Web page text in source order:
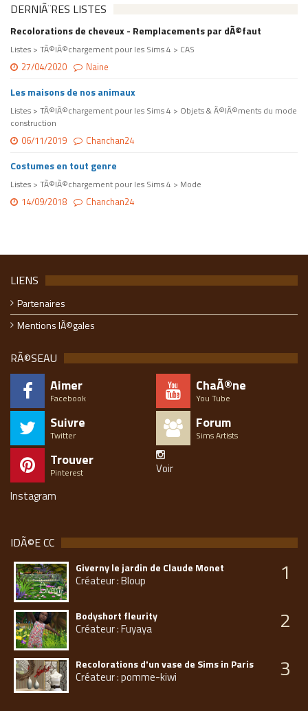
DERNIÃ¨RES LISTES
Recolorations de cheveux - Remplacements par dÃ©faut
Listes > TÃ©lÃ©chargement pour les Sims 4 > CAS
27/04/2020 Naine
Les maisons de nos animaux
Listes > TÃ©lÃ©chargement pour les Sims 4 > Objets & Ã©lÃ©ments du mode
construction
06/11/2019 Chanchan24
Costumes en tout genre
Listes > TÃ©lÃ©chargement pour les Sims 4 > Mode
14/09/2018 Chanchan24
LIENS
Partenaires
Mentions lÃ©gales
RÃ©SEAU
Aimer
Facebook
ChaÃ®ne
You Tube
Suivre
Twitter
Forum
Sims Artists
Trouver
Pinterest
Voir
Instagram
IDÃ©E CC
Giverny le jardin de Claude Monet
Créateur : Bloup 1
Bodyshort fleurity
Créateur : Fuyaya 2
Recolorations d'un vase de Sims in Paris
Créateur : pomme-kiwi 3